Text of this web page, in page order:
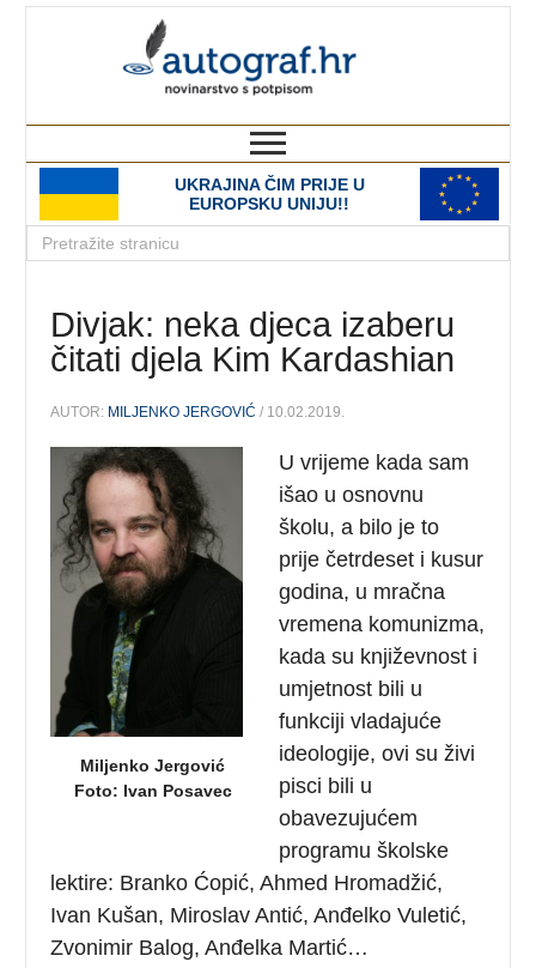
UKRAJINA ČIM PRIJE U
EUROPSKU UNIJU!!
Divjak: neka djeca izaberu
čitati djela Kim Kardashian
AUTOR: MILJENKO JERGOVIĆ / 10.02.2019.
Miljenko Jergović
Foto: Ivan Posavec
U vrijeme kada sam
išao u osnovnu
školu, a bilo je to
prije četrdeset i kusur
godina, u mračna
vremena komunizma,
kada su književnost i
umjetnost bili u
funkciji vladajuće
ideologije, ovi su živi
pisci bili u
obavezujućem
programu školske
lektire: Branko Ćopić, Ahmed Hromadžić,
Ivan Kušan, Miroslav Antić, Anđelko Vuletić,
Zvonimir Balog, Anđelka Martić…